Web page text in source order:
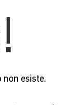
non esiste.